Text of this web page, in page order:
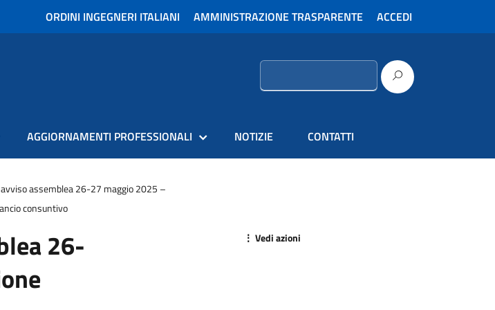
ORDINI INGEGNERI ITALIANI AMMINISTRAZIONE TRASPARENTE ACCEDI
Ricerca
AGGIORNAMENTI PROFESSIONALI NOTIZIE CONTATTI
avviso assemblea 26-27 maggio 2025 –
consuntivo
26-
⋮ Vedi azioni